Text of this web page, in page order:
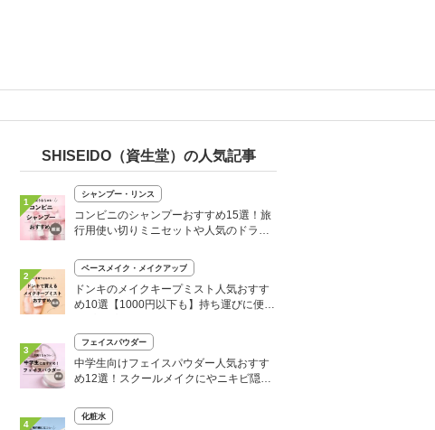
SHISEIDO（資生堂）の人気記事
1
シャンプー・リンス
コンビニのシャンプーおすすめ15選！旅
行用使い切りミニセットや人気のドライ
2
ベースメイク・メイクアップ
ドンキのメイクキープミスト人気おすす
め10選【1000円以下も】持ち運びに便利
3
フェイスパウダー
中学生向けフェイスパウダー人気おすす
め12選！スクールメイクにやニキビ隠し
4
化粧水